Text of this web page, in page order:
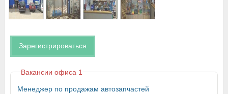
Зарегистрироваться
Вакансии офиса 1
Менеджер по продажам автозапчастей